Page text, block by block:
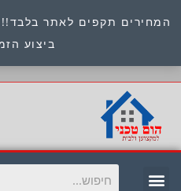
המחירים תקפים לאתר
ביצוע